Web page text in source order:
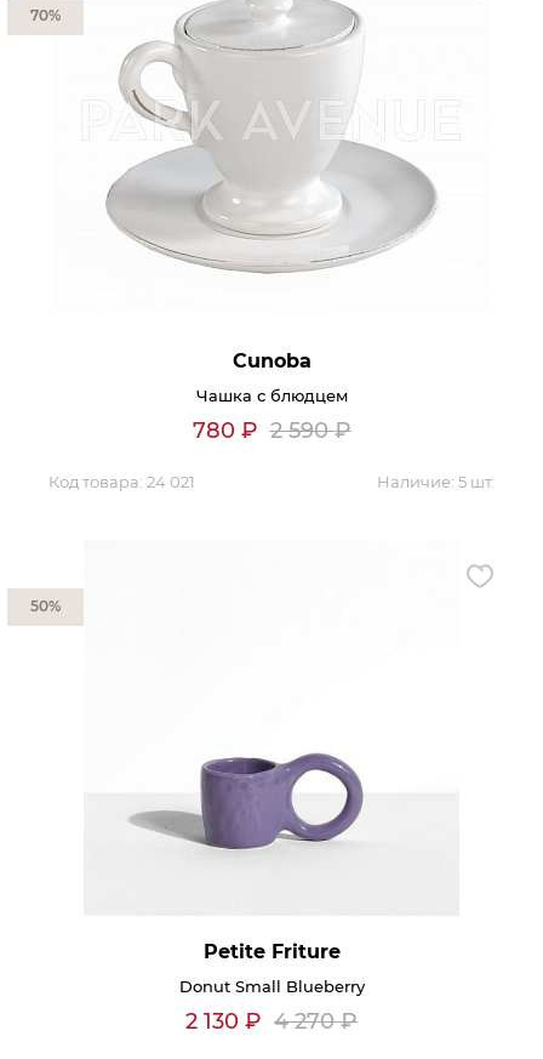
Cunoba
Чашка с блюдцем
780 ₽ 2 590₽
Код товара: 24 021 Наличие: 5 шт.
70%
Petite Friture
Donut Small Blueberry
2 130 ₽ 4 270₽
50%